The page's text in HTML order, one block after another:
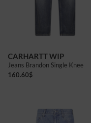
CARHARTT WIP
Jeans Brandon Single Knee
160.60$